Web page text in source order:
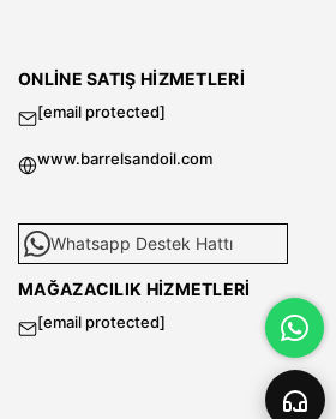
ONLINE SATIŞ HIZMETLERI
[email protected]
www.barrelsandoil.com
Whatsapp Destek Hattı
MAĞAZACILIK HIZMETLERI
[email protected]